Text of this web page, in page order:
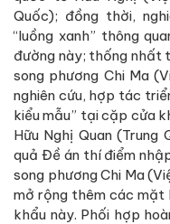
Quốc); đồng thời,
“luồng xanh” thông
đường này; thống nhất
song phương Chi Ma
nghiên cứu, hợp tác
kiểu mẫu” tại cặp cửa
Hữu Nghị Quan
quả Đề án thí điểm
song phương Chi Ma
mở rộng thêm các mặt
khẩu này. Phối hợp